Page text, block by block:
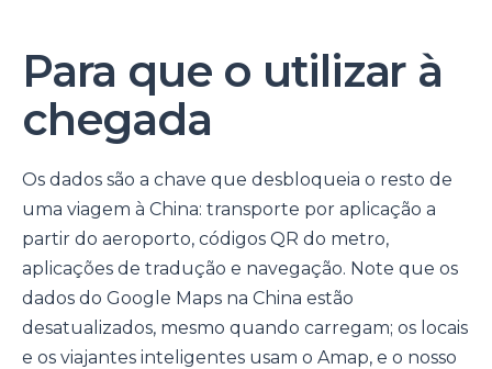
Para que o utilizar à
chegada
Os dados são a chave que desbloqueia o resto de
uma viagem à China: transporte por aplicação a
partir do aeroporto, códigos QR do metro,
aplicações de tradução e navegação. Note que os
dados do Google Maps na China estão
desatualizados, mesmo quando carregam; os locais
e os viajantes inteligentes usam o Amap, e o nosso